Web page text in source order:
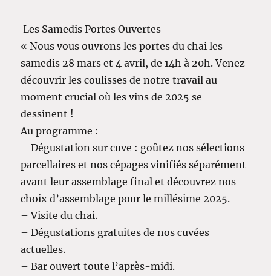
Les Samedis Portes Ouvertes
« Nous vous ouvrons les portes du chai les
samedis 28 mars et 4 avril, de 14h à 20h. Venez
découvrir les coulisses de notre travail au
moment crucial où les vins de 2025 se
dessinent !
Au programme :
– Dégustation sur cuve : goûtez nos sélections
parcellaires et nos cépages vinifiés séparément
avant leur assemblage final et découvrez nos
choix d’assemblage pour le millésime 2025.
– Visite du chai.
– Dégustations gratuites de nos cuvées
actuelles.
– Bar ouvert toute l’après-midi.